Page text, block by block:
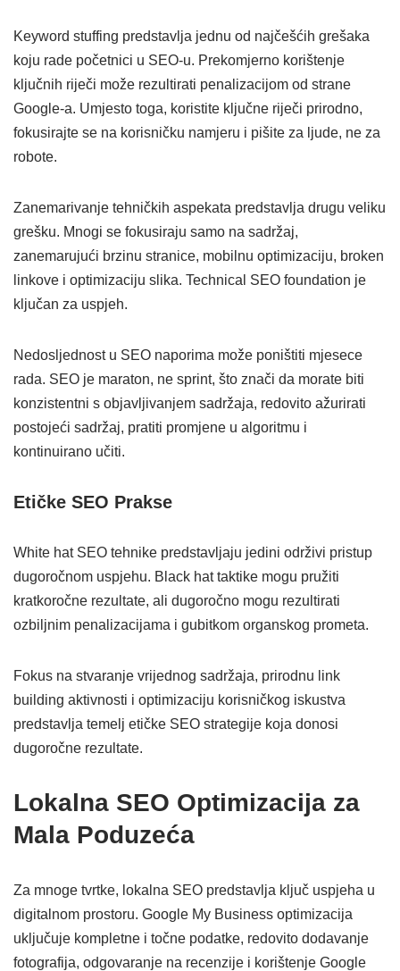
Keyword stuffing predstavlja jednu od najčešćih grešaka
koju rade početnici u SEO-u. Prekomjerno korištenje
ključnih riječi može rezultirati penalizacijom od strane
Google-a. Umjesto toga, koristite ključne riječi prirodno,
fokusirajte se na korisničku namjeru i pišite za ljude, ne za
robote.
Zanemarivanje tehničkih aspekata predstavlja drugu veliku
grešku. Mnogi se fokusiraju samo na sadržaj,
zanemarujući brzinu stranice, mobilnu optimizaciju, broken
linkove i optimizaciju slika. Technical SEO foundation je
ključan za uspjeh.
Nedosljednost u SEO naporima može poništiti mjesece
rada. SEO je maraton, ne sprint, što znači da morate biti
konzistentni s objavljivanjem sadržaja, redovito ažurirati
postojeći sadržaj, pratiti promjene u algoritmu i
kontinuirano učiti.
Etičke SEO Prakse
White hat SEO tehnike predstavljaju jedini održivi pristup
dugoročnom uspjehu. Black hat taktike mogu pružiti
kratkoročne rezultate, ali dugoročno mogu rezultirati
ozbiljnim penalizacijama i gubitkom organskog prometa.
Fokus na stvaranje vrijednog sadržaja, prirodnu link
building aktivnosti i optimizaciju korisničkog iskustva
predstavlja temelj etičke SEO strategije koja donosi
dugoročne rezultate.
Lokalna SEO Optimizacija za
Mala Poduzeća
Za mnoge tvrtke, lokalna SEO predstavlja ključ uspjeha u
digitalnom prostoru. Google My Business optimizacija
uključuje kompletne i točne podatke, redovito dodavanje
fotografija, odgovaranje na recenzije i korištenje Google